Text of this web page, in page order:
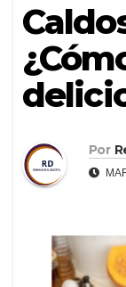
Por